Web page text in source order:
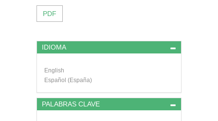
PDF
IDIOMA
English
Español (España)
PALABRAS CLAVE